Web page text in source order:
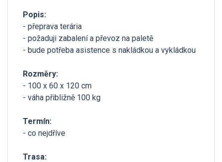
Popis:
- přeprava terária
- požaduji zabalení a převoz na paletě
- bude potřeba asistence s nakládkou a vykládkou
Rozměry:
- 100 x 60 x 120 cm
- váha přibližně 100 kg
Termín:
- co nejdříve
Trasa: